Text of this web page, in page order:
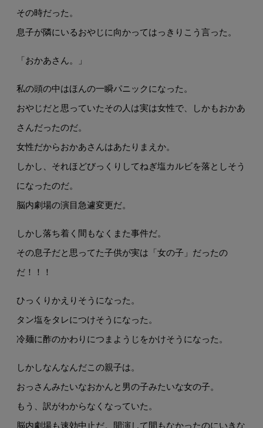
その時だった。
息子が隣にいるおやじに向かってはっきりこう言った。
「おかあさん。」
私の頭の中はほんの一瞬パニックになった。
おやじだと思っていたその人は実は女性で、しかもおかあ
さんだったのだ。
女性だからおかあさんはあたりまえか。
しかし、それほどびっくりしてねぎ塩カルビを落としそう
になったのだ。
脳内劇場の演目急遽変更だ。
しかし落ち着く間もなくまた事件だ。
その息子だと思ってた子供が実は「女の子」だったの
だ！！！
ひっくりかえりそうになった。
タン塩をタレにつけそうになった。
冷麺に酢のかわりにつまようじをかけそうになった。
しかしなんなんだこの親子は。
おっさんみたいなおかんと男の子みたいな女の子。
もう、訳がわからなくなっていた。
脳内劇場も速効中止だ。開演して間もなかったのにいきな